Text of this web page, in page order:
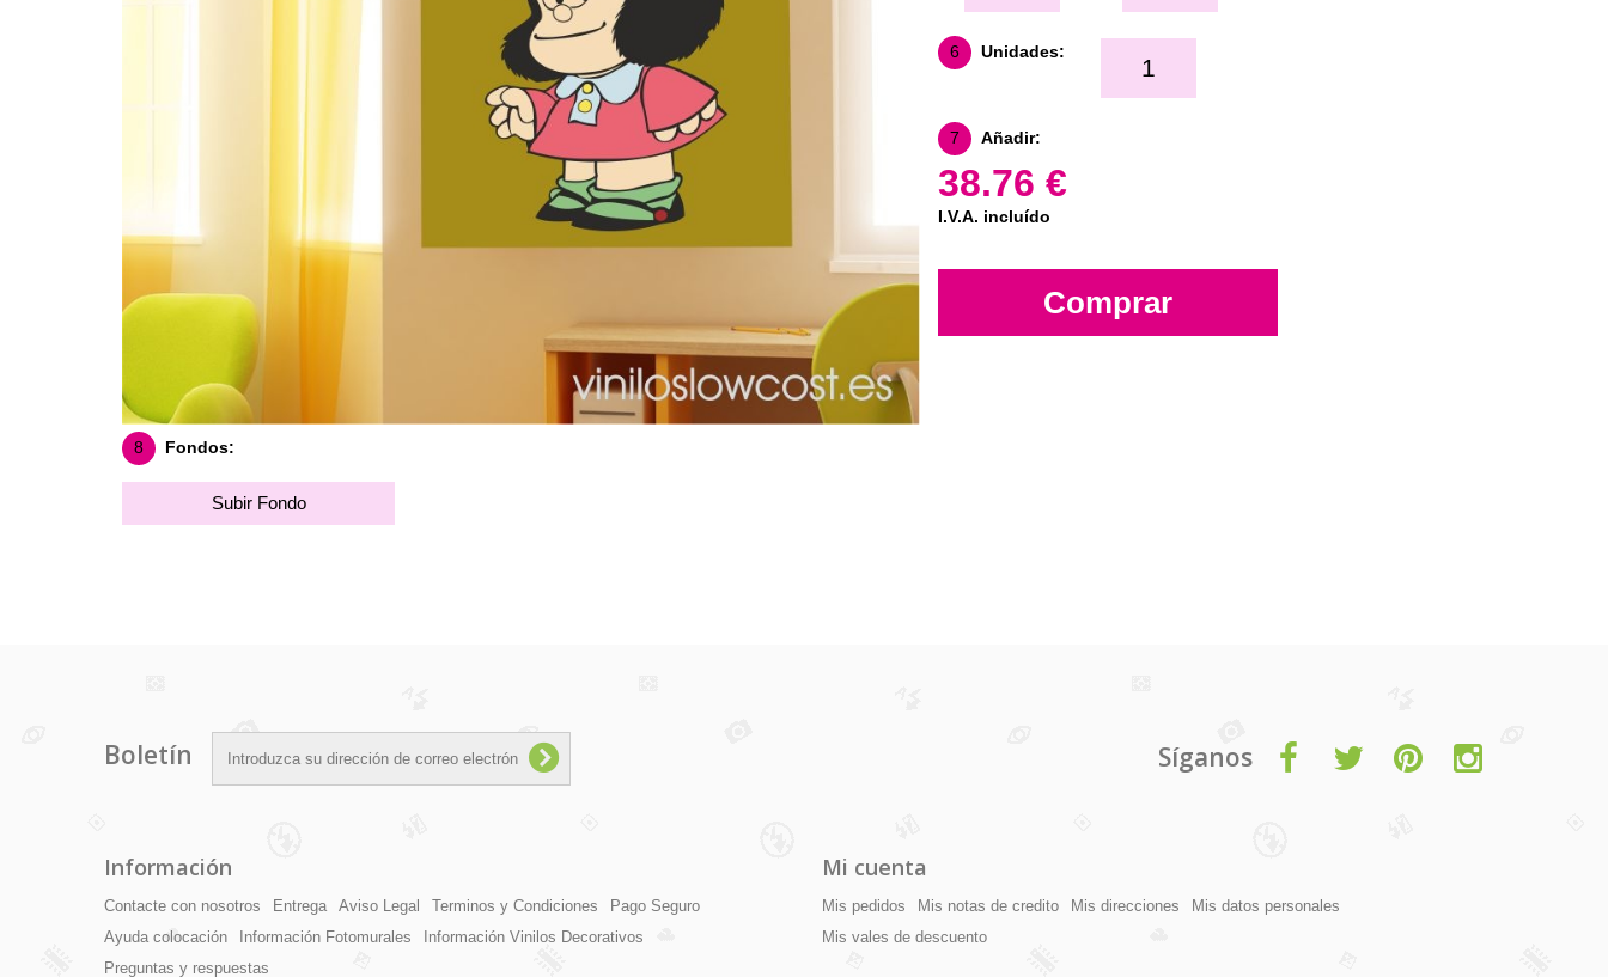
6 Unidades:
7 Añadir:
38.76 €
I.V.A. incluído
Comprar
8 Fondos:
Subir Fondo
Boletín Síganos
Información
Contacte con nosotros Entrega Aviso Legal Terminos y Condiciones
Pago Seguro
Ayuda colocación
Información Fotomurales
Información Vinilos Decorativos
Preguntas y respuestas
Mi cuenta
Mis pedidos Mis notas de credito Mis direcciones
Mis datos personales
Mis vales de descuento